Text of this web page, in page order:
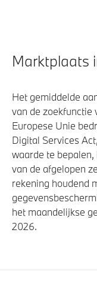
Marktplaats
Het gemiddelde
van de zoekfunctie
Europese Unie
Digital Services
waarde te
van de afgelopen
rekening houdend
het maandelijkse
2026.